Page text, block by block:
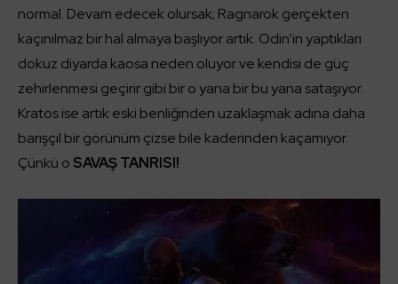
normal. Devam edecek olursak; Ragnarok gerçekten
kaçınılmaz bir hal almaya başlıyor artık. Odin’in yaptıkları
dokuz diyarda kaosa neden oluyor ve kendisi de güç
zehirlenmesi geçirir gibi bir o yana bir bu yana sataşıyor.
Kratos ise artık eski benliğinden uzaklaşmak adına daha
barışçıl bir görünüm çizse bile kaderinden kaçamıyor.
Çünkü o SAVAŞ TANRISI!